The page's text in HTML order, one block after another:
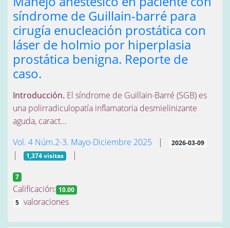
síndrome de Guillain-barré para
cirugía enucleación prostática con
láser de holmio por hiperplasia
prostática benigna. Reporte de
caso.
Introducción. El síndrome de Guillain-Barré (SGB) es
una polirradiculopatía inflamatoria desmielinizante
aguda, caract...
Vol. 4 Núm.2-3. Mayo-Diciembre 2025 | 2026-03-09
| 1,374 visitas |
7
Calificación: 10.00
5 valoraciones